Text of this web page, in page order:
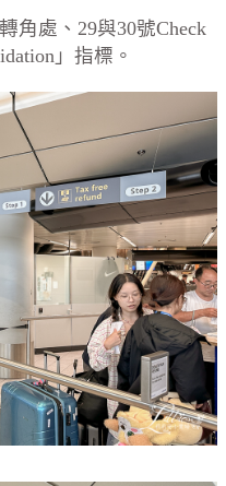
角處、29與30號Check
」指標。